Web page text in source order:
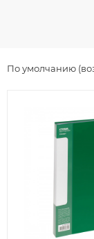
По умолчанию